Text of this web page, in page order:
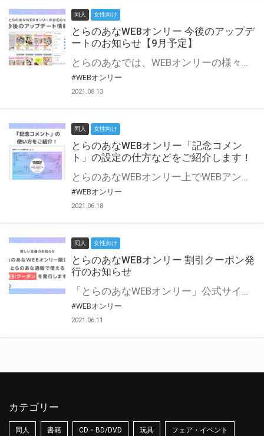
同人 女性向け
とらのあなWEBオンリー 今後のアップデ
ートのお知らせ【9月予定】
とらのあなでは、WEBオンリーの様々な支援を実施しています。 今回は2021年9月に実装を予定しているアップデート情報についてご紹介いたします。 とらのあなWEBオンリーサイトはこちら
#WEBオンリー
2021.08.13
同人 女性向け
とらのあなWEBオンリー「記念コメン
ト」の設定の仕方などをご紹介します！
とらのあなWEBオンリー上でWEBアンソロジーが作成できる「記念コメント」について、その使い方や作成手順を解説します！ 支援タイプを「サークル参加型」「サークル参加型・マルシェ(イベント会場)機能付き」でお申し込みいただいている主催者様はぜひご活用ください♪ とらのあなWEBオンリーサイトはこちら
#WEBオンリー
2021.06.18
同人 女性向け
とらのあなWEBオンリー 割引クーポン発
行のお知らせ
「とらのあなWEBオンリー」公式サイトでとらのあな通販の「割引クーポン」を配布中！ イベントごとに開催当日限定で使える割引クーポンのシリアルコードを発行します。 とらのあなWEBオンリーのページをチェックして、イベント当日にお得にお買い物を楽しみましょう♪ ※本キャンペーンは予告なく終了する場合がございます。 とらのあなWEBオンリーサイトはこちら
#WEBオンリー
2021.06.11
カテゴリー
同人 書籍 CD・BD/DVD 玩具 フェア・イベント